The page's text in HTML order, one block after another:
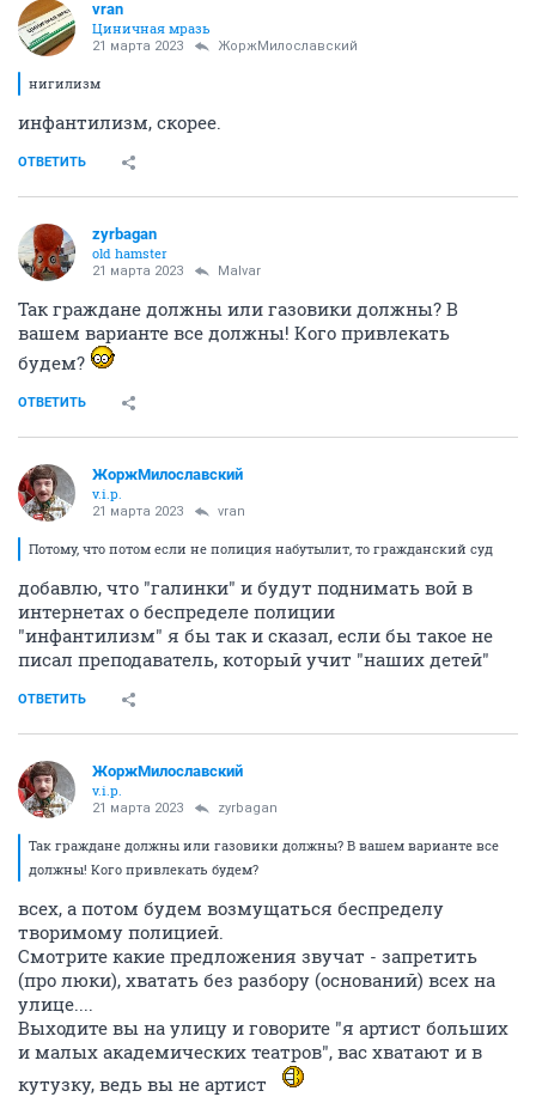
vran
Циничная мразь
21 марта 2023 ЖоржМилославский
нигилизм
инфантилизм, скорее.
ОТВЕТИТЬ
zyrbagan
old hamster
21 марта 2023 Malvar
Так граждане должны или газовики должны? В
вашем варианте все должны! Кого привлекать
будем?
ОТВЕТИТЬ
ЖоржМилославский
v.i.p.
21 марта 2023 vran
Потому, что потом если не полиция набутылит, то гражданский суд
добавлю, что "галинки" и будут поднимать вой в
интернетах о беспределе полиции
"инфантилизм" я бы так и сказал, если бы такое не
писал преподаватель, который учит "наших детей"
ОТВЕТИТЬ
ЖоржМилославский
v.i.p.
21 марта 2023 zyrbagan
Так граждане должны или газовики должны? В вашем варианте все
должны! Кого привлекать будем?
всех, а потом будем возмущаться беспределу
творимому полицией.
Смотрите какие предложения звучат - запретить
(про люки), хватать без разбору (оснований) всех на
улице....
Выходите вы на улицу и говорите "я артист больших
и малых академических театров", вас хватают и в
кутузку, ведь вы не артист